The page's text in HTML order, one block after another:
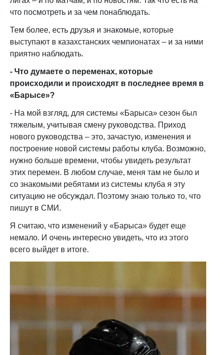
что посмотреть и за чем понаблюдать.
Тем более, есть друзья и знакомые, которые
выступают в казахстанских чемпионатах – и за ними
приятно наблюдать.
- Что думаете о переменах, которые
происходили и происходят в последнее время в
«Барысе»?
- На мой взгляд, для системы «Барыса» сезон был
тяжелым, учитывая смену руководства. Приход
нового руководства – это, зачастую, изменения и
построение новой системы работы клуба. Возможно,
нужно больше времени, чтобы увидеть результат
этих перемен. В любом случае, меня там не было и
со знакомыми ребятами из системы клуба я эту
ситуацию не обсуждал. Поэтому знаю только то, что
пишут в СМИ.
Я считаю, что изменений у «Барыса» будет еще
немало. И очень интересно увидеть, что из этого
всего выйдет в итоге.